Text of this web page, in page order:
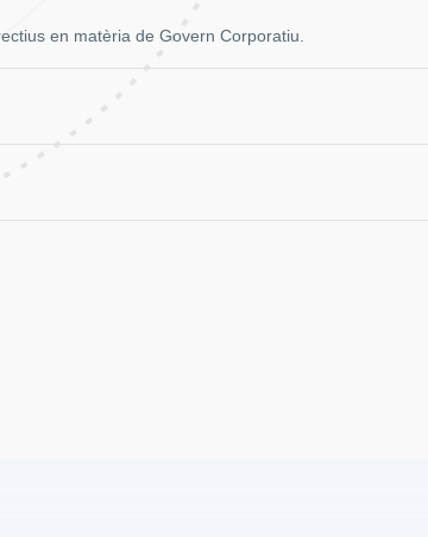
en matèria de Govern Corporatiu.